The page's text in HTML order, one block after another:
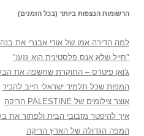
הרשומות הנצפות ביותר (בכל הזמנים)
למה הדירה אמו של אורי אבנרי את
"חייל שלא אנס פלסטינית הוא גזען"
ג'ואן פיטרס – החוקרת שחשפה את
המפות שכל תלמיד ישראלי חייב להכיר
אוצר צילומים של PALESTINE הריקה
איך להיפטר מזבובי הבית ולפתור את
המפה הגדולה של הארץ הריקה